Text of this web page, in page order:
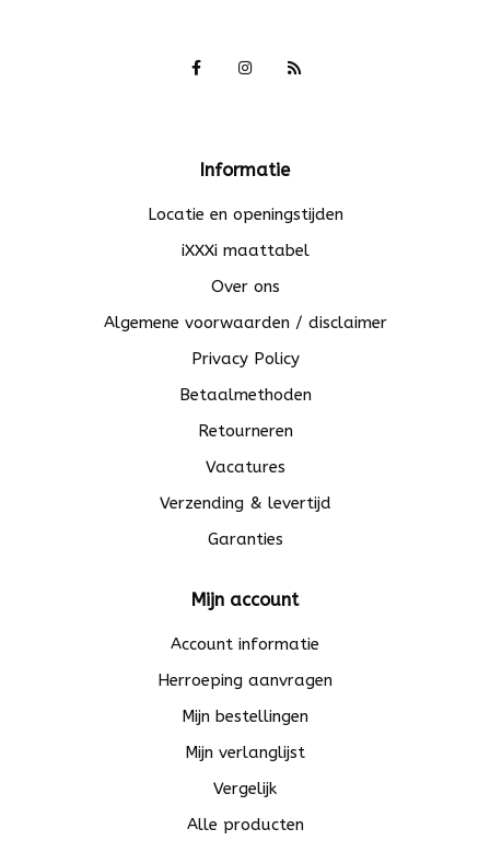
Informatie
Locatie en openingstijden
iXXXi maattabel
Over ons
Algemene voorwaarden / disclaimer
Privacy Policy
Betaalmethoden
Retourneren
Vacatures
Verzending & levertijd
Garanties
Mijn account
Account informatie
Herroeping aanvragen
Mijn bestellingen
Mijn verlanglijst
Vergelijk
Alle producten